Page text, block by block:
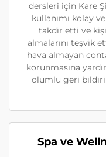
dersleri için Kare
kullanımı kolay
takdir etti ve
almalarını teşvik
hava almayan
korunmasına
olumlu geri
Spa ve